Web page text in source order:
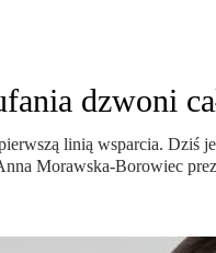
dzwoni
linią wsparcia.
Morawska-Borowiec